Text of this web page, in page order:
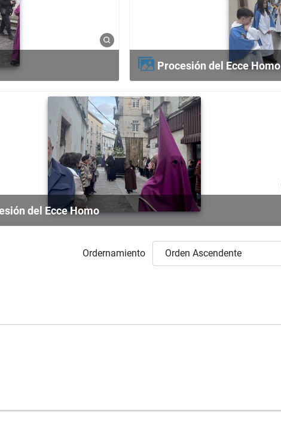
Procesión del Ecce Homo
del Ecce Homo
Ordernamiento